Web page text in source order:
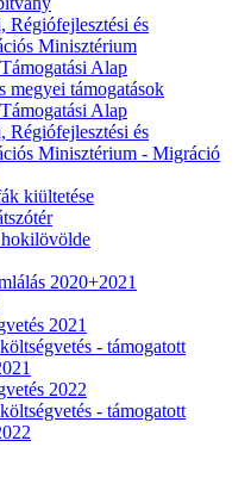
Régiófejlesztési és
Minisztérium
Alap
megyei támogatások
Alap
Régiófejlesztési és
Minisztérium - Migráció
kiültetése
hokilövölde
2020+2021
2021
- támogatott
2022
- támogatott